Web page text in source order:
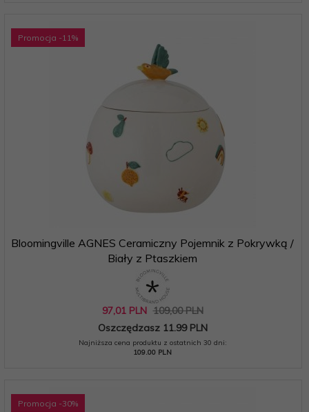
Promocja -11 %
Bloomingville AGNES Ceramiczny Pojemnik z Pokrywką /
Biały z Ptaszkiem
97,01 PLN 109,00 PLN
Oszczędzasz 11.99 PLN
Najniższa cena produktu z ostatnich 30 dni:
109.00 PLN
Promocja -30%